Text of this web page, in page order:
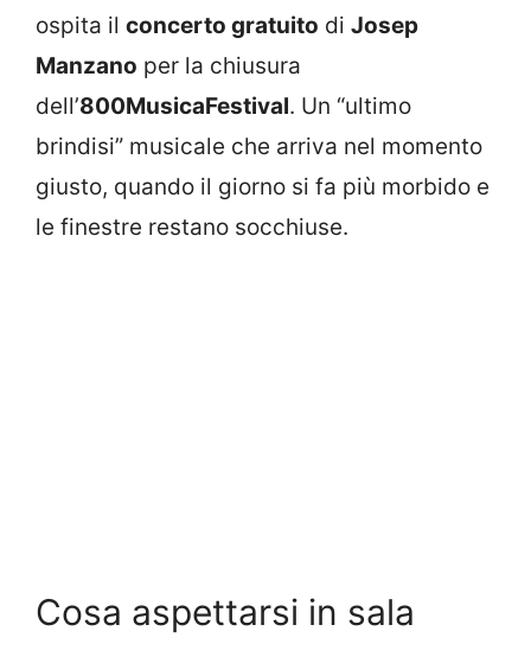
ospita il concerto gratuito di Josep
Manzano per la chiusura
dell’800MusicaFestival. Un “ultimo
brindisi” musicale che arriva nel momento
giusto, quando il giorno si fa più morbido e
le finestre restano socchiuse.
Cosa aspettarsi in sala